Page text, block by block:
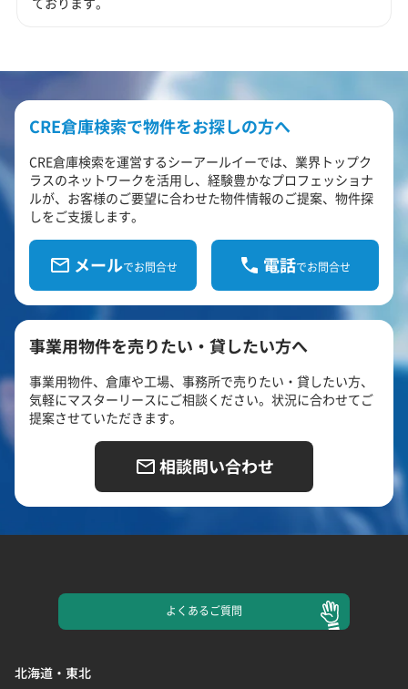
CRE倉庫検索で物件をお探しの方へ
CRE倉庫検索を運営するシーアールイーでは、業界トップク
ラスのネットワークを活用し、経験豊かなプロフェッショナ
ルが、お客様のご要望に合わせた物件情報のご提案、物件探
しをご支援します。
メールでお問合せ 電話でお問合せ
事業用物件を売りたい・貸したい方へ
事業用物件、倉庫や工場、事務所で売りたい・貸したい方、
気軽にマスターリースにご相談ください。状況に合わせてご
提案させていただきます。
相談問い合わせ
よくあるご質問
北海道・東北